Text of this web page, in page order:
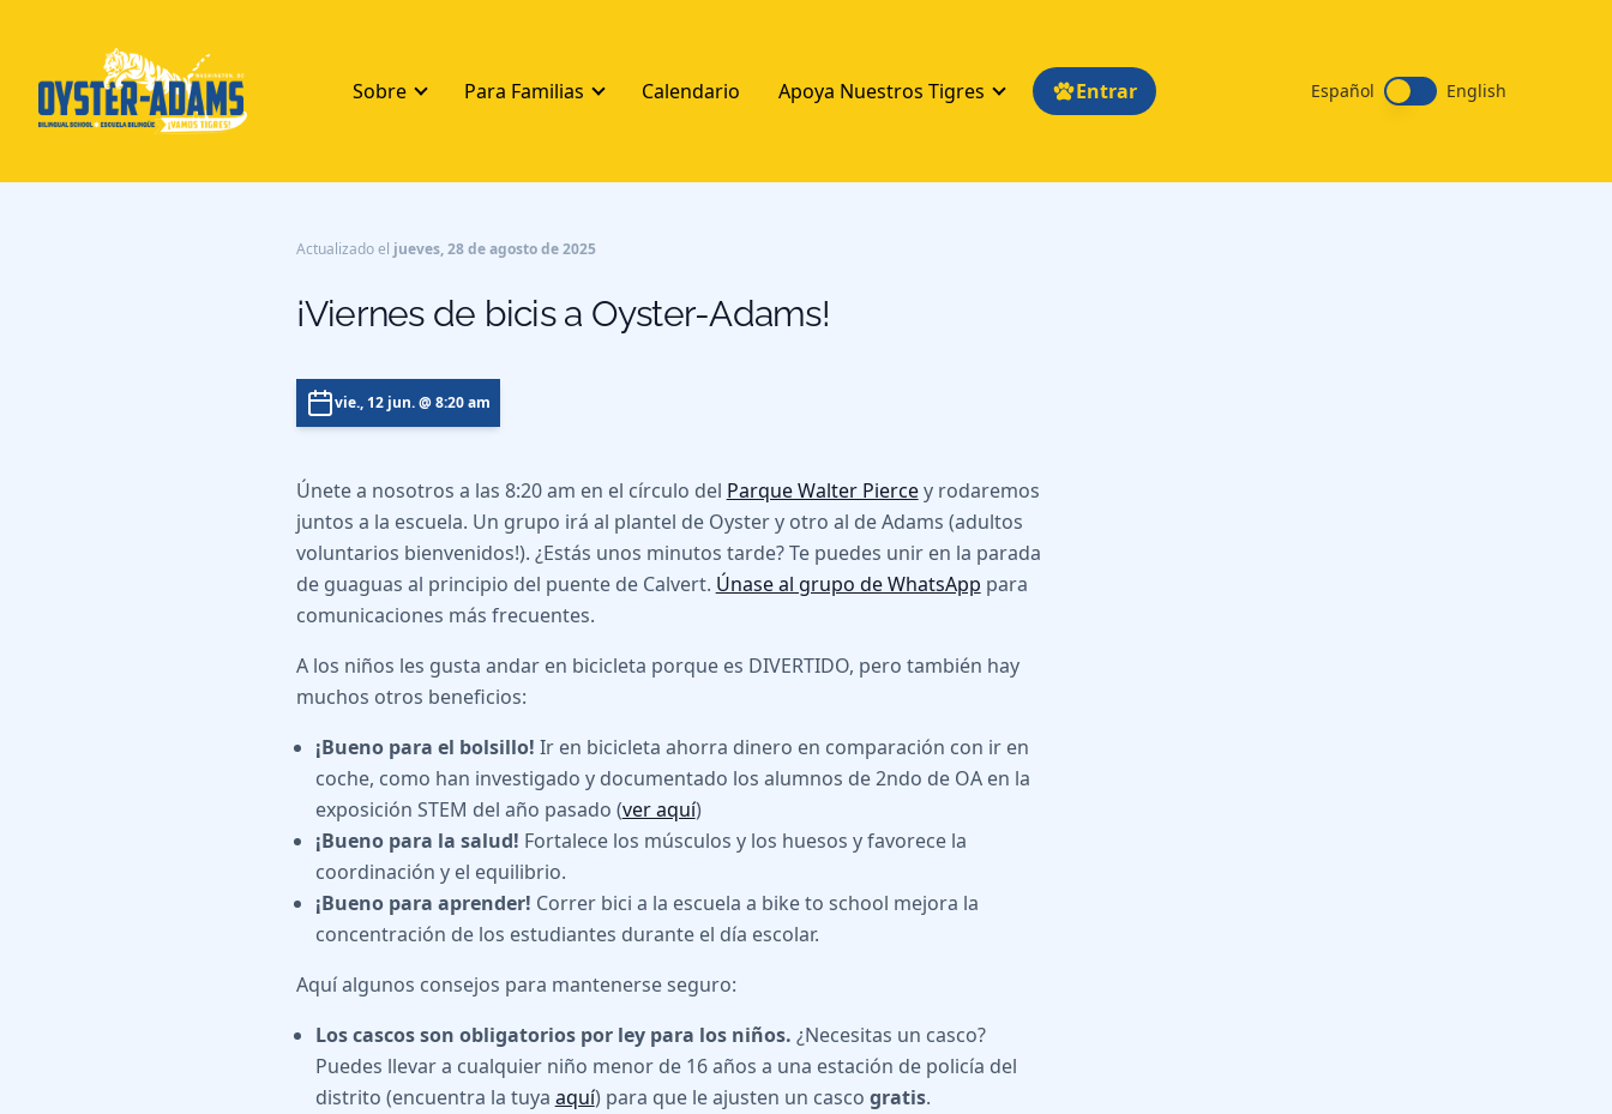
Sobre Para Familias Calendario Apoya Nuestros Tigres Entrar Español English
Actualizado el jueves, 28 de agosto de 2025
¡Viernes de bicis a Oyster-Adams!
vie., 12 jun.@ 8:20 am
Únete a nosotros a las 8:20 am en el círculo del Parque Walter Piercey rodaremos
juntos a la escuela. Un grupo irá al plantel de Oyster y otro al de Adams (adultos
voluntarios bienvenidos!). ¿Estás unos minutos tarde? Te puedes unir en la parada
de guaguas al principio del puente de Calvert. Únase al grupo de WhatsApp para
comunicaciones más frecuentes.
A los niños les gusta andar en bicicleta porque es DIVERTIDO, pero también hay
muchos otros beneficios:
¡Bueno para el bolsillo! Ir en bicicleta ahorra dinero en comparación con ir en
coche, como han investigado y documentado los alumnos de 2ndo de OA en la
exposición STEM del año pasado (ver aquí)
¡Bueno para la salud! Fortalece los músculos y los huesos y favorece la
coordinación y el equilibrio.
¡Bueno para aprender! Correr bici a la escuela a bike to school mejora la
concentración de los estudiantes durante el día escolar.
Aquí algunos consejos para mantenerse seguro:
Los cascos son obligatorios por ley para los niños. ¿Necesitas un casco?
Puedes llevar a cualquier niño menor de 16 años a una estación de policía del
distrito (encuentra la tuya aquí) para que le ajusten un casco gratis.